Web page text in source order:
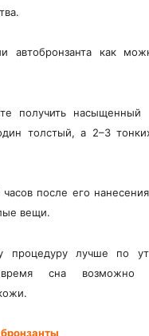
автобронзанта как
получить насыщенный
толстый, а 2–3
после его
вещи.
процедуру лучше по
сна возможно